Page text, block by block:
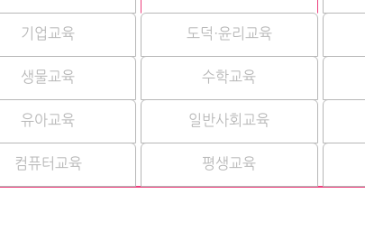
기업교육 도덕·윤리교육
생물교육 수학교육
유아교육 일반사회교육
컴퓨터교육 평생교육